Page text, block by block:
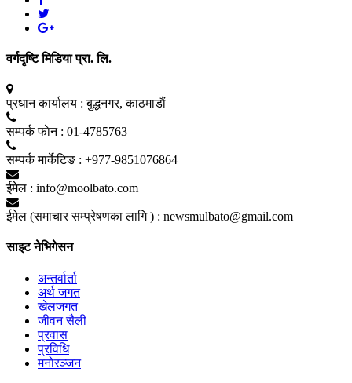
वर्गदृष्टि मिडिया प्रा. लि.
प्रधान कार्यालय : बुद्धनगर, काठमाडाैं
सम्पर्क फाेन : 01-4785763
सम्पर्क मार्केटिङ : +977-9851076864
ईमेल : info@moolbato.com
ईमेल (समाचार सम्प्रेषणका लागि ) : newsmulbato@gmail.com
साइट नेभिगेसन
अन्तर्वार्ता
अर्थ जगत
खेलजगत
जीवन सैली
प्रवास
प्रविधि
मनोरञ्जन